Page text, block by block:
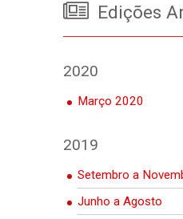
Edições
2020
Março 2020
2019
Setembro a
Junho a Agosto